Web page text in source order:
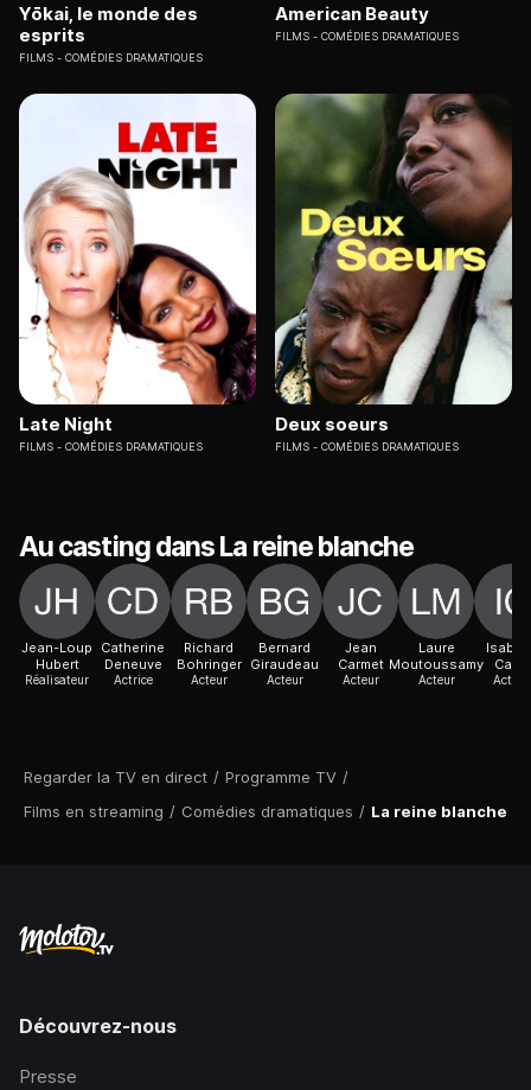
Regarder la TV en direct / Programme TV /
Films en streaming / Comédies dramatiques / La reine blanche
Yōkai, le monde des
esprits
FILMS COMÉDIES DRAMATIQUES
American Beauty
FILMS COMÉDIES DRAMATIQUES
Late Night
FILMS COMÉDIES DRAMATIQUES
Deux soeurs
FILMS COMÉDIES DRAMATIQUES
Au casting dans La reine blanche
Jean-Loup
Hubert
Réalisateur
Catherine
Deneuve
Actrice
Richard
Bohringer
Acteur
Bernard
Giraudeau
Acteur
Jean
Carmet
Acteur
Laure
Moutoussamy
Acteur
Carré
Actrice
Découvrez-nous
Presse